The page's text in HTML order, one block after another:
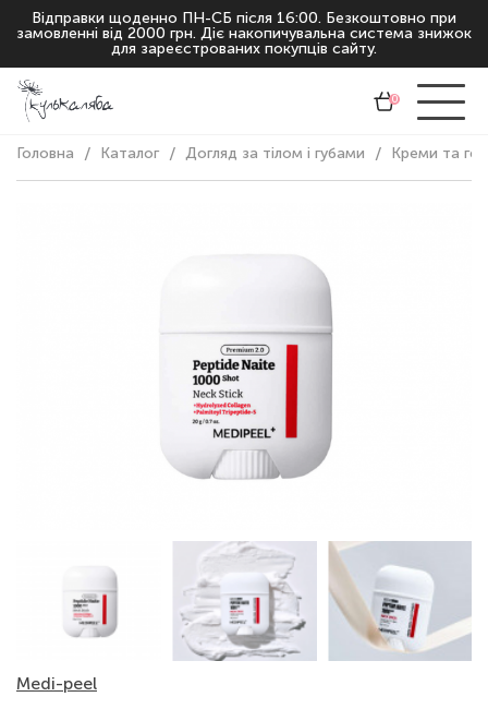
Відправки щоденно ПН-СБ після 16:00. Безкоштовно при
замовленні від 2000 грн. Діє накопичувальна система знижок
для зареєстрованих покупців сайту.
0
Головна Каталог Догляд за тілом і губами Креми та
Medi-peel